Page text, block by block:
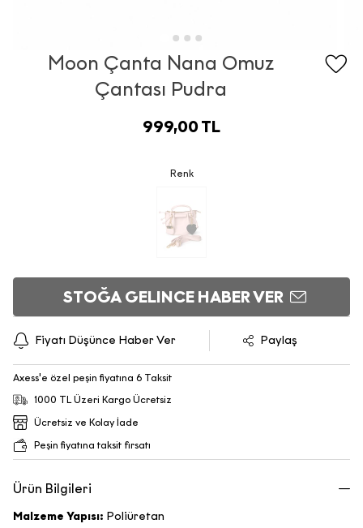
Moon Çanta Nana Omuz
Çantası Pudra
999,00 TL
Renk
STOĞA GELINCE HABER VER
Fiyatı Düşünce Haber Ver Paylaş
Axess'e özel peşin fiyatına 6 Taksit
1000 TL Üzeri Kargo Ücretsiz
Ücretsiz ve Kolay İade
Peşin fiyatına taksit fırsatı
Ürün Bilgileri
Malzeme Yapısı: Poliüretan